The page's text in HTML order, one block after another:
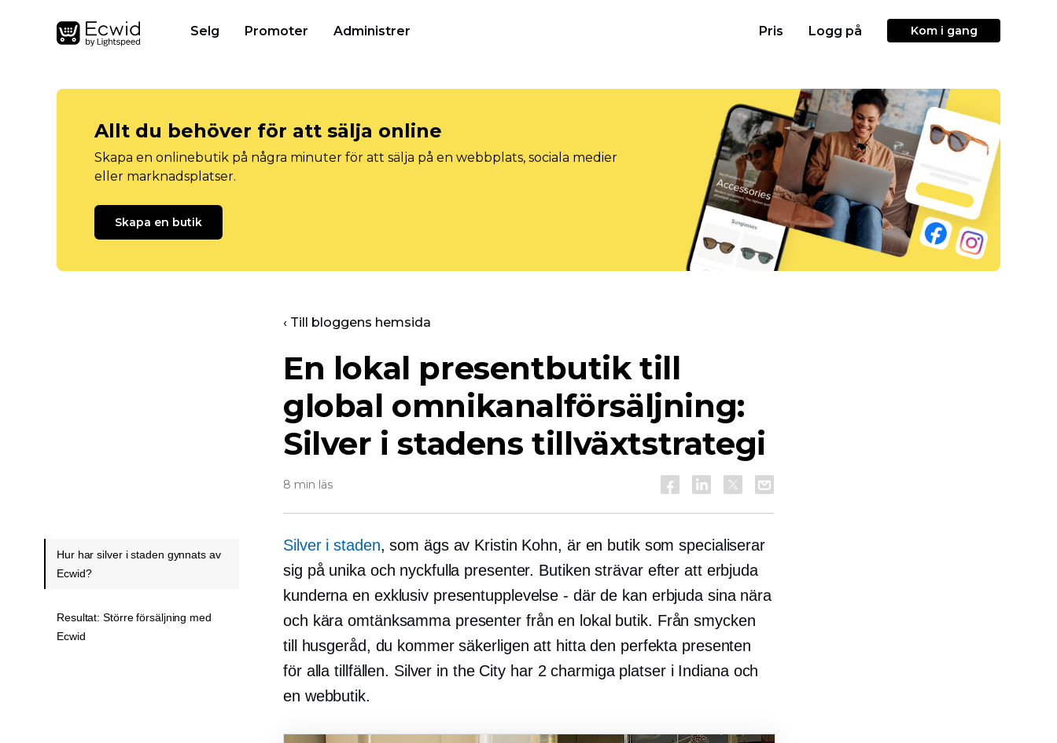
Selg Promoter Administrer Pris Logg på Kom i gang
Allt du behöver för att sälja online
Skapa en onlinebutik på några minuter för att sälja på en webbplats, sociala medier
eller marknadsplatser.
Skapa en butik
‹ Till bloggens hemsida
En lokal presentbutik till
global omnikanalförsäljning:
Silver i stadens tillväxtstrategi
8 min läs
Silver i staden, som ägs av Kristin Kohn, är en butik som specialiserar
sig på unika och nyckfulla presenter. Butiken strävar efter att erbjuda
kunderna en exklusiv presentupplevelse - där de kan erbjuda sina nära
och kära omtänksamma presenter från en lokal butik. Från smycken
till husgeråd, du kommer säkerligen att hitta den perfekta presenten
för alla tillfällen. Silver in the City har 2 charmiga platser i Indiana och
en webbutik.
Hur har silver i staden gynnats av
Ecwid?
Resultat: Större försäljning med
Ecwid